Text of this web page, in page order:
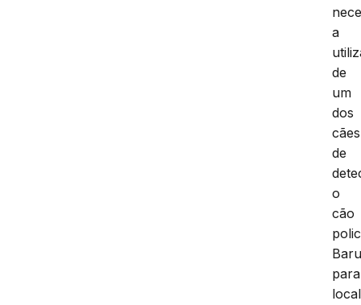
a
de
um
dos
cães
de
o
cão
para